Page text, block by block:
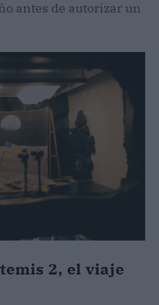
antes de autorizar un
2, el viaje